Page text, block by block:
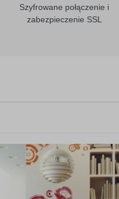
Szyfrowane połączenie i
zabezpieczenie SSL